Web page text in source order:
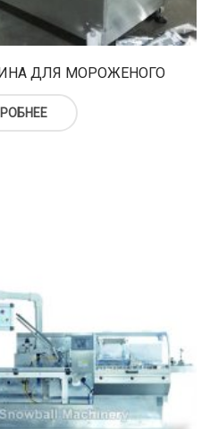
ДЛЯ МОРОЖЕНОГО